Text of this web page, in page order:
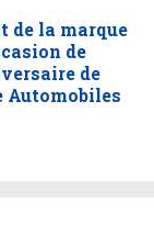
de la marque
de
de
Automobiles